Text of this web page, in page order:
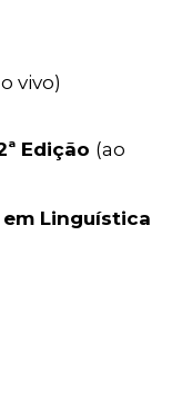
vivo)
Edição (ao
Linguística